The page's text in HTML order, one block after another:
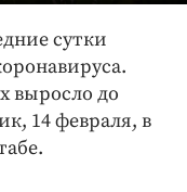
сутки
выросло до
14 февраля, в